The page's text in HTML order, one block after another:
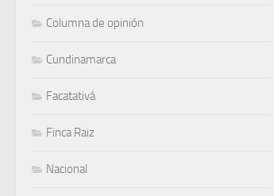
Columna de opinión
Cundinamarca
Facatativá
Finca Raiz
Nacional